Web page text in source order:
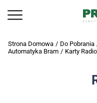
Strona Domowa / Do Pobrania
Automatyka Bram / Karty